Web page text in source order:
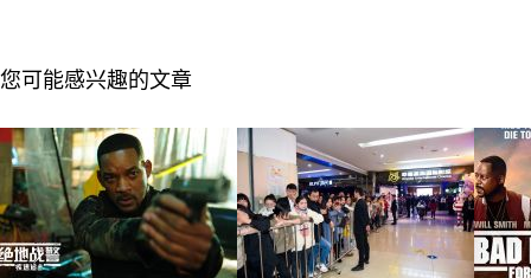
您可能感兴趣的文章